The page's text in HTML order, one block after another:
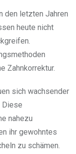
den letzten Jahren
heute nicht
Zahnkorrektur.
sich wachsender
Diese
nahezu
ihr gewohntes
zu schämen.